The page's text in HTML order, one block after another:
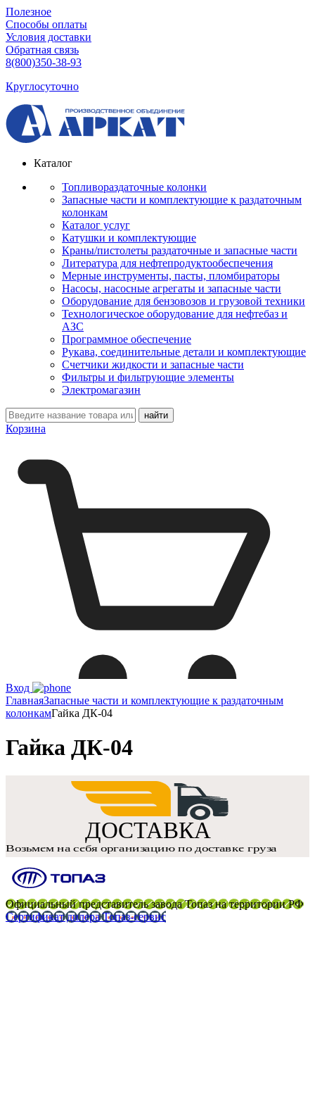
Полезное
Способы оплаты
Условия доставки
Обратная связь
8(800)350-38-93
Круглосуточно
Каталог
Топливораздаточные колонки
Запасные части и комплектующие к раздаточным
колонкам
Каталог услуг
Катушки и комплектующие
Краны/пистолеты раздаточные и запасные части
Литература для нефтепродуктообеспечения
Мерные инструменты, пасты, пломбираторы
Насосы, насосные агрегаты и запасные части
Оборудование для бензовозов и грузовой техники
Технологическое оборудование для нефтебаз и
АЗС
Программное обеспечение
Рукава, соединительные детали и комплектующие
Счетчики жидкости и запасные части
Фильтры и фильтрующие элементы
Электромагазин
Корзина
Вход
ГлавнаяЗапасные части и комплектующие к раздаточным
колонкамГайка ДК-04
Гайка ДК-04
Официальный представитель завода Топаз на территории РФ
Сертификат дилера Топаз-сервис